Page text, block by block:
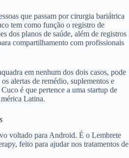
que passam por cirurgia bariátrica
tem como função o registro de
dos planos de saúde, além de registros
compartilhamento com profissionais
em nenhum dos dois casos, pode
alertas de remédio, suplementos e
é que pertence a uma startup de
Latina.
voltado para Android. É o Lembrete
feito para ajudar nos tratamentos de